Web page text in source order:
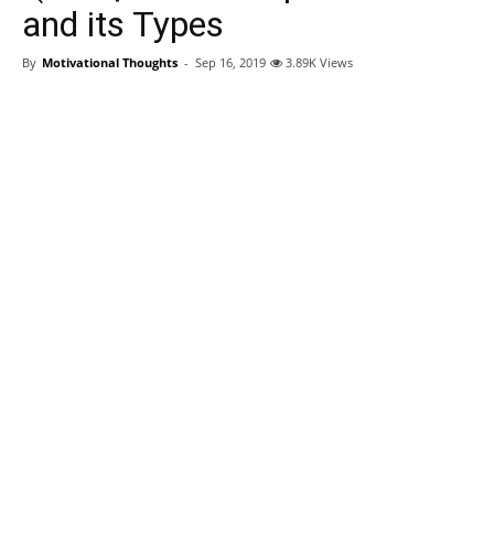
and its Types
By Motivational Thoughts - Sep 16, 2019 3.89K Views